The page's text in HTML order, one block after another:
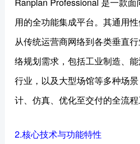
用的全功能集成平台。其通用
从传统运营商网络到各类垂直
络规划需求，包括工业制造、
行业，以及大型场馆等多种场
计、仿真、优化至交付的全流程
2.核心技术与功能特性